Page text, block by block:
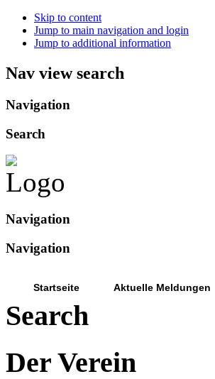
Skip to content
Jump to main navigation and login
Jump to additional information
Nav view search
Navigation
Search
Navigation
Navigation
Startseite Aktuelle Meldungen
Search
Der Verein